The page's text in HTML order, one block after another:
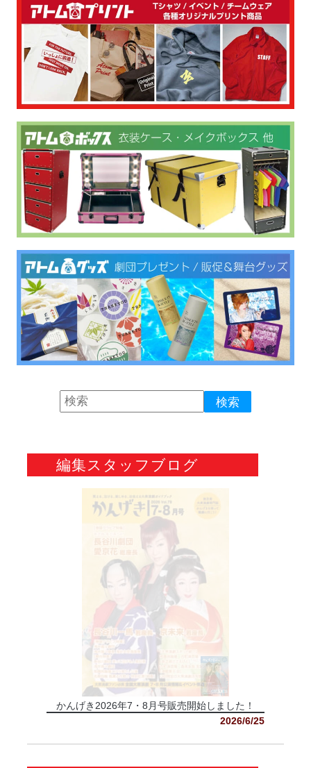
編集スタッフブログ
かんげき2026年7・8月号販売開始しました！
2026/6/25